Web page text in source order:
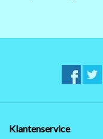
Klantenservice